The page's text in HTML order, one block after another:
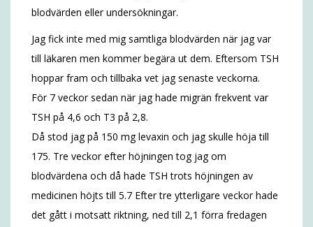
blodvärden eller undersökningar.
Jag fick inte med mig samtliga blodvärden när jag var
till läkaren men kommer begära ut dem. Eftersom TSH
hoppar fram och tillbaka vet jag senaste veckorna.
För 7 veckor sedan när jag hade migrän frekvent var
TSH på 4,6 och T3 på 2,8.
Då stod jag på 150 mg levaxin och jag skulle höja till
175. Tre veckor efter höjningen tog jag om
blodvärdena och då hade TSH trots höjningen av
medicinen höjts till 5.7 Efter tre ytterligare veckor hade
det gått i motsatt riktning, ned till 2,1 förra fredagen